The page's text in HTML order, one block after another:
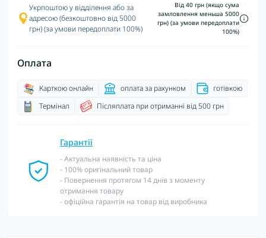
Укрпоштою у відділення або за
адресою (безкоштовно від 5000
грн) (за умови передоплати 100%)
Від 40 грн (якщо сума
замловлення меньша 5000
грн) (за умови передоплати
100%)
Оплата
Карткою онлайн оплата за рахунком
готівкою
Термінал
Післяплата при отриманні від 500 грн
Гарантії
- Актуальна наявність та ціна
- 100% оригінальний товар
- Повернення протягом 14 днів з моменту
отримання товару
- офіційна гарантія на товар від виробника